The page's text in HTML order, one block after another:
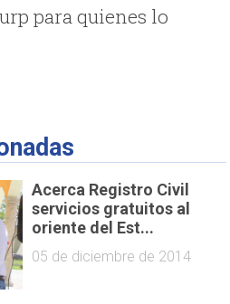
para quienes lo
Acerca Registro Civil
servicios gratuitos al
oriente del Est...
05 de diciembre de 2014